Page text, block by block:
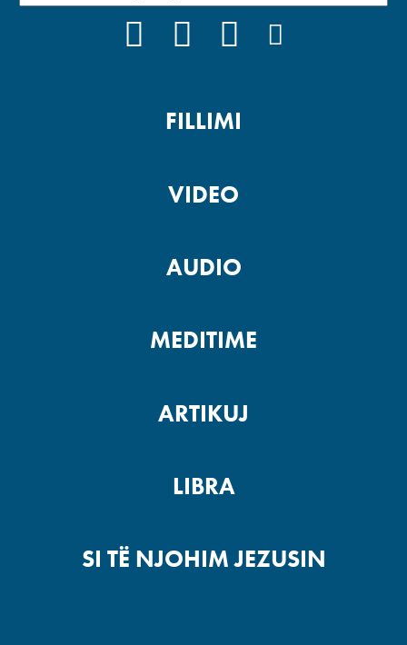
YOUTUBEINSTAGRAM
FILLIMI
VIDEO
AUDIO
MEDITIME
ARTIKUJ
LIBRA
SI TË NJOHIM JEZUSIN